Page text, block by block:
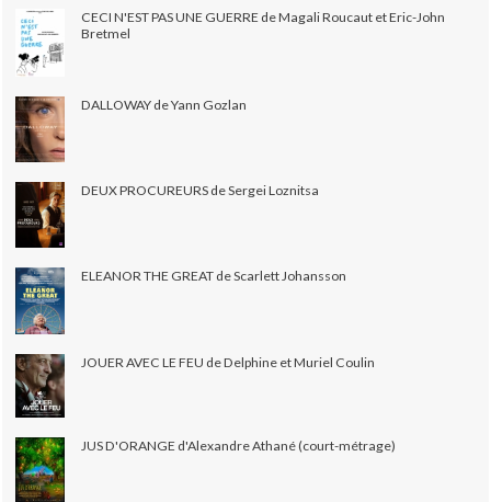
CECI N'EST PAS UNE GUERRE de Magali Roucaut et Eric-John
Bretmel
DALLOWAY de Yann Gozlan
DEUX PROCUREURS de Sergei Loznitsa
ELEANOR THE GREAT de Scarlett Johansson
JOUER AVEC LE FEU de Delphine et Muriel Coulin
JUS D'ORANGE d'Alexandre Athané (court-métrage)